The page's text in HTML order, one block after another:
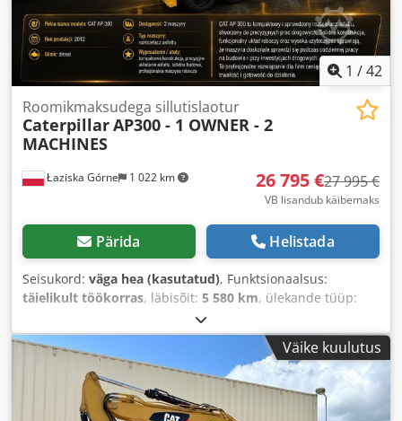
1 /42
Łaziska Górne 1 022 km
Roomikmaksudega sillutislaotur
CaterpillarAP300 - 1 OWNER - 2
MACHINES
26 795 €27 995 €
VB lisandub käibemaks
Pärida Helistada
Seisukord: väga hea (kasutatud), Funktsionaalsus:
täielikult töökorras, läbisõit: 5 580 km, ülekande tüüp:
diisel
7 300 kg, tühimass:6 600 kg, töökaal:8 200 kg,
istekohtade arv:2 , töötunnid:5 580 h,
diferentsiaali lukk, hüdraulika, nelikvedu,
reguleeritav šassii,
Väike kuulutus